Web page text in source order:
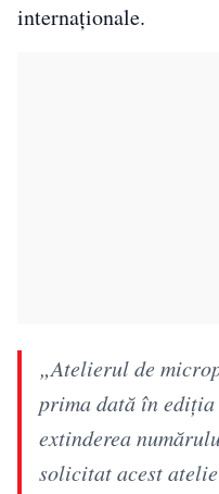
internaționale.
„Atelierul de
prima dată în
extinderea
solicitat acest